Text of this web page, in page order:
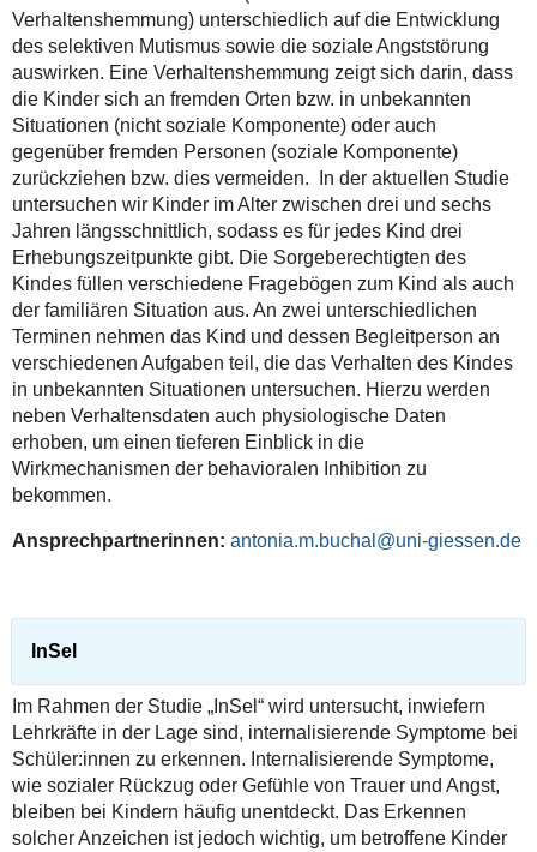
Verhaltenshemmung) unterschiedlich auf die Entwicklung
des selektiven Mutismus sowie die soziale Angststörung
auswirken. Eine Verhaltenshemmung zeigt sich darin, dass
die Kinder sich an fremden Orten bzw. in unbekannten
Situationen (nicht soziale Komponente) oder auch
gegenüber fremden Personen (soziale Komponente)
zurückziehen bzw. dies vermeiden. In der aktuellen Studie
untersuchen wir Kinder im Alter zwischen drei und sechs
Jahren längsschnittlich, sodass es für jedes Kind drei
Erhebungszeitpunkte gibt. Die Sorgeberechtigten des
Kindes füllen verschiedene Fragebögen zum Kind als auch
der familiären Situation aus. An zwei unterschiedlichen
Terminen nehmen das Kind und dessen Begleitperson an
verschiedenen Aufgaben teil, die das Verhalten des Kindes
in unbekannten Situationen untersuchen. Hierzu werden
neben Verhaltensdaten auch physiologische Daten
erhoben, um einen tieferen Einblick in die
Wirkmechanismen der behavioralen Inhibition zu
bekommen.
Ansprechpartnerinnen: antonia.m.buchal
InSel
Im Rahmen der Studie „InSel“ wird untersucht, inwiefern
Lehrkräfte in der Lage sind, internalisierende Symptome bei
Schüler:innen zu erkennen. Internalisierende Symptome,
wie sozialer Rückzug oder Gefühle von Trauer und Angst,
bleiben bei Kindern häufig unentdeckt. Das Erkennen
solcher Anzeichen ist jedoch wichtig, um betroffene Kinder